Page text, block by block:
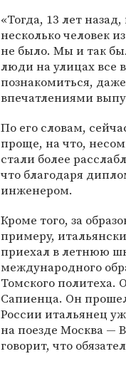
«Тогда, 13 лет
несколько человек
не было. Мы и так
люди на улицах все
познакомиться,
впечатлениями
По его словам,
проще, на что,
стали более
что благодаря
инженером.
Кроме того, за
примеру,
приехал в летнюю
международного
Томского политеха.
Сапиенца. Он
России итальянец
на поезде Москва —
говорит, что